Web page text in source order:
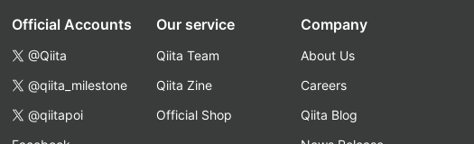
Official Accounts
@Qiita
@qiita_milestone
@qiitapoi
Our service
Qiita Team
Qiita Zine
Official Shop
Company
About Us
Careers
Qiita Blog